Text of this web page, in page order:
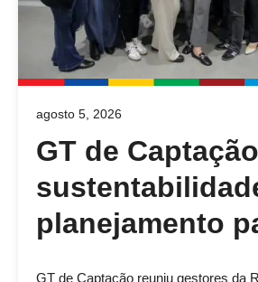
agosto 5, 2026
GT de
planejamento
GT de Captação reuniu gestores da